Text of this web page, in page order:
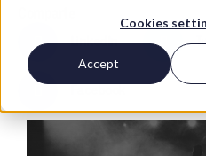
Cookies
Accept
LinkedIn